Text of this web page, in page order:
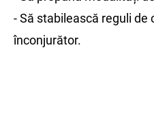
- Să stabilească reguli de
înconjurător.